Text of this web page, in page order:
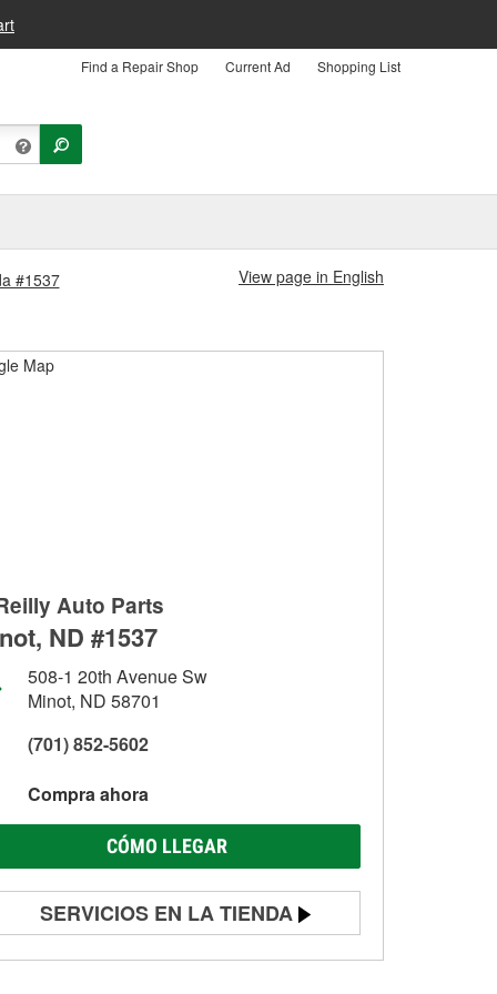
Find a Repair Shop Current Ad Shopping List
#1537
View page in English
Auto Parts
ND #1537
508-1 20th Avenue Sw
Minot, ND 58701
(701) 852-5602
Compra ahora
CÓMO LLEGAR
SERVICIOS EN LA TIENDA
Prueba de batería